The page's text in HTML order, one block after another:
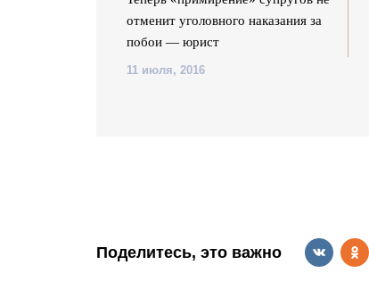
отменит уголовного наказания за
побои — юрист
11 июля, 2016
Поделитесь, это важно